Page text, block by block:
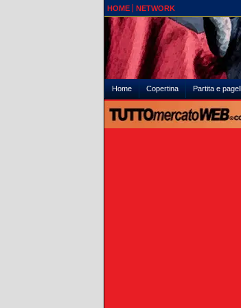
HOME NETWORK
Home Copertina Partita e